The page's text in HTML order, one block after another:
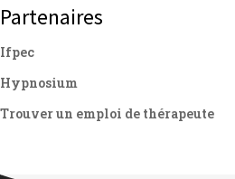
Partenaires
Ifpec
Hypnosium
Trouver un emploi de thérapeute